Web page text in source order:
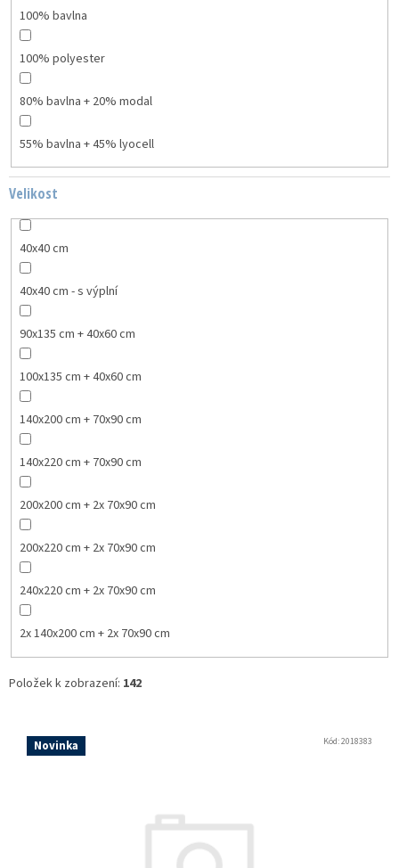
100% bavlna
100% polyester
80% bavlna + 20% modal
55% bavlna + 45% lyocell
Velikost
40x40 cm
40x40 cm - s výplní
90x135 cm + 40x60 cm
100x135 cm + 40x60 cm
140x200 cm + 70x90 cm
140x220 cm + 70x90 cm
200x200 cm + 2x 70x90 cm
200x220 cm + 2x 70x90 cm
240x220 cm + 2x 70x90 cm
2x 140x200 cm + 2x 70x90 cm
Položek k zobrazení: 142
Novinka Kód:2018383